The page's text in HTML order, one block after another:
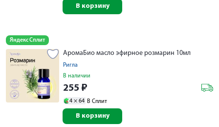
В корзину
Яндекс Сплит
АромаБио масло эфирное розмарин 10мл
Ригла
В наличии
255 ₽
4 × 64 В Сплит
В корзину